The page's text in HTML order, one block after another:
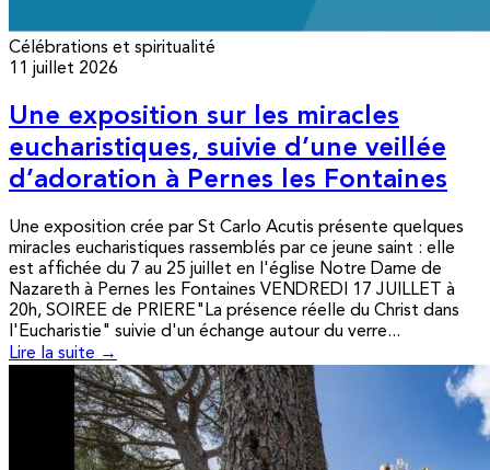
Célébrations et spiritualité
11 juillet 2026
Une exposition sur les miracles
eucharistiques, suivie d’une veillée
d’adoration à Pernes les Fontaines
Une exposition crée par St Carlo Acutis présente quelques
miracles eucharistiques rassemblés par ce jeune saint : elle
est affichée du 7 au 25 juillet en l'église Notre Dame de
Nazareth à Pernes les Fontaines VENDREDI 17 JUILLET à
20h, SOIREE de PRIERE"La présence réelle du Christ dans
l'Eucharistie" suivie d'un échange autour du verre...
Lire la suite →